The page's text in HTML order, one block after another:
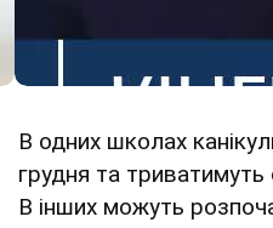
В одних школах
грудня та триватимуть
В інших можуть